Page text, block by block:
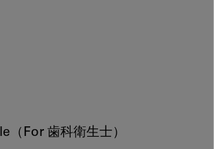
（For 歯科衛生士）